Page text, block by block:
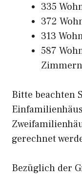
335
372
313
587
Zimmern
Bitte beachten
gerechnet
Bezüglich der